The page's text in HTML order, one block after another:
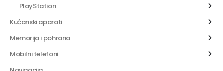
PlayStation
Kućanski aparati
Memorija i pohrana
Mobilni telefoni